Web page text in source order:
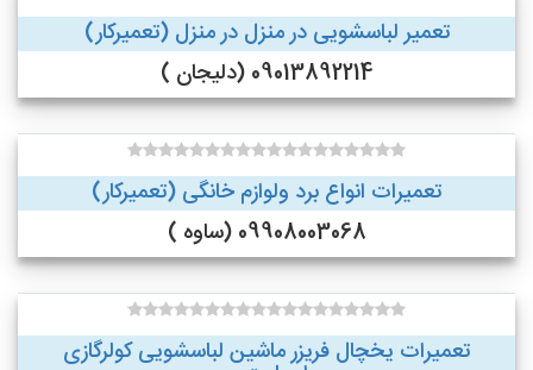
تعمیر لباسشویی در منزل در منزل (تعمیرکار)
09013892214 (دلیجان )
تعمیرات انواع برد ولوازم خانگی (تعمیرکار)
09908003068 (ساوه )
تعمیرات یخچال فریزر ماشین لباسشویی کولرگازی